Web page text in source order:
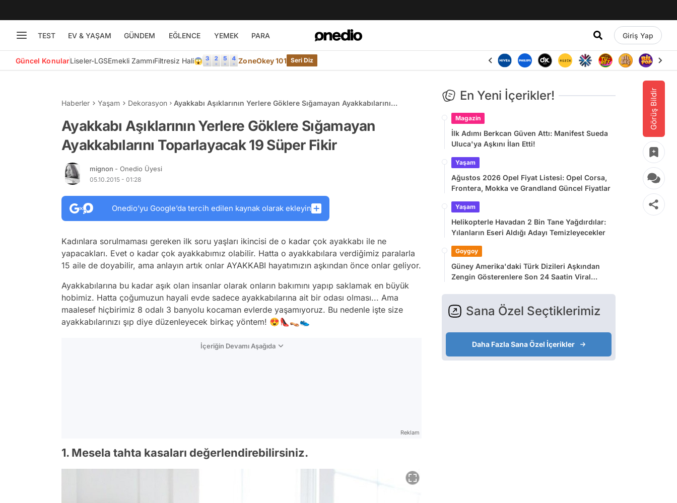
TEST EV & YAŞAM GÜNDEM EĞLENCE YEMEK PARA Giriş Yap
Güncel KonularLiseler-LGSEmekli ZammıFiltresiz Hali😱 ZoneOkey 101 Seri Diz
Görüş Bildir
Haberler Yaşam Dekorasyon
Ayakkabı Aşıklarının Yerlere Göklere Sığamayan Ayakkabılarını
Ayakkabı Aşıklarının Yerlere Göklere Sığamayan
Ayakkabılarını Toparlayacak 19 Süper Fikir
mignon - Onedio Üyesi
05.10.2015 - 01:28
Onedio’yu Google’da tercih edilen kaynak olarak ekleyin
Kadınlara sorulmaması gereken ilk soru yaşları ikincisi de o kadar çok ayakkabı ile ne
yapacakları. Evet o kadar çok ayakkabımız olabilir. Hatta o ayakkabılara verdiğimiz paralarla
15 aile de doyabilir, ama anlayın artık onlar AYAKKABI hayatımızın aşkından önce onlar geliyor.
Ayakkabılarına bu kadar aşık olan insanlar olarak onların bakımını yapıp saklamak en büyük
hobimiz. Hatta çoğumuzun hayali evde sadece ayakkabılarına ait bir odası olması... Ama
maalesef hiçbirimiz 8 odalı 3 banyolu kocaman evlerde yaşamıyoruz. Bu nedenle işte size
ayakkabılarınızı şıp diye düzenleyecek birkaç yöntem! 😍👠👡👟
İçeriğin Devamı Aşağıda
Reklam
1. Mesela tahta kasaları değerlendirebilirsiniz.
En Yeni İçerikler!
Magazin
İlk Adımı Berkcan Güven Attı: Manifest Sueda
Uluca'ya Aşkını İlan Etti!
Yaşam
Ağustos 2026 Opel Fiyat Listesi: Opel Corsa,
Frontera, Mokka ve Grandland Güncel Fiyatlar
Yaşam
Helikopterle Havadan 2 Bin Tane Yağdırdılar:
Yılanların Eseri Aldığı Adayı Temizleyecekler
Goygoy
Güney Amerika'daki Türk Dizileri Aşkından
Zengin Gösterenlere Son 24 Saatin Viral
Sana Özel Seçtiklerimiz
Daha Fazla Sana Özel İçerikler